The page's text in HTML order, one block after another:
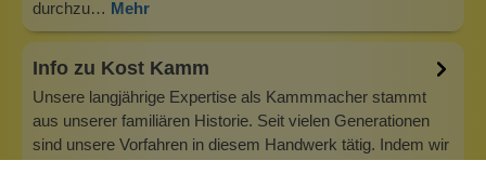
durchzu… Mehr
Info zu Kost Kamm
Unsere langjährige Expertise als Kammmacher stammt
aus unserer familiären Historie. Seit vielen Generationen
sind unsere Vorfahren in diesem Handwerk tätig. Indem wir